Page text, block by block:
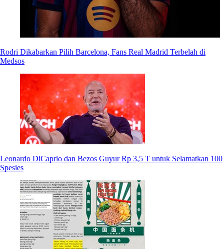
Rodri Dikabarkan Pilih Barcelona, Fans Real Madrid Terbelah di
Medsos
Leonardo DiCaprio dan Bezos Guyur Rp 3,5 T untuk Selamatkan 100
Spesies